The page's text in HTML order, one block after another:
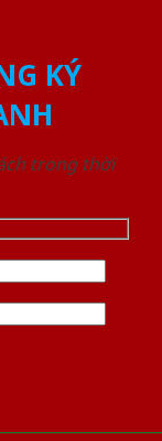
KÝ
trong thời